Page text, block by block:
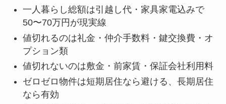
一人暮らし総額は引越し代・家具家電込みで
50〜70万円が現実線
値切れるのは礼金・仲介手数料・鍵交換費・オ
プション類
値切れないのは敷金・前家賃・保証会社利用料
ゼロゼロ物件は短期居住なら避ける、長期居住
なら有効